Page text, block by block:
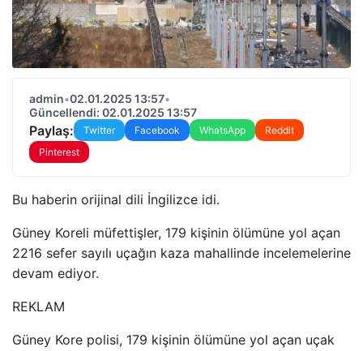
admin•02.01.2025 13:57•
Güncellendi: 02.01.2025 13:57
Paylaş: Twitter Facebook WhatsApp
Reddit
Pinterest
Bu haberin orijinal dili İngilizce idi.
Güney Koreli müfettişler, 179 kişinin ölümüne yol açan
2216 sefer sayılı uçağın kaza mahallinde incelemelerine
devam ediyor.
REKLAM
Güney Kore polisi, 179 kişinin ölümüne yol açan uçak